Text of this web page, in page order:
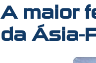
A maior
da Ásia-